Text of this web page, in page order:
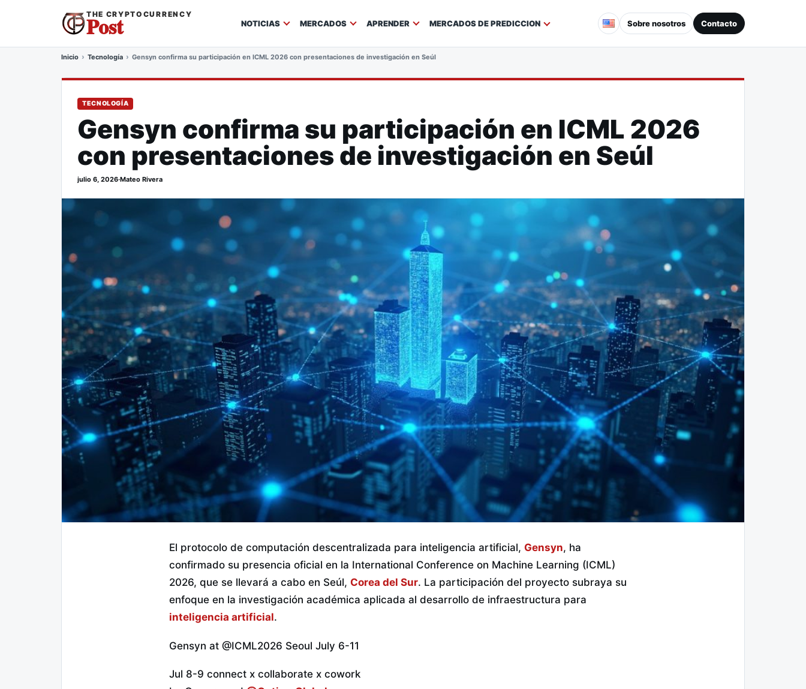
THE CRYPTOCURRENCY
Post NOTICIAS MERCADOS APRENDER MERCADOS DE PREDICCION Sobre nosotros Contacto
Inicio Tecnología Gensyn confirma su participación en ICML 2026 con presentaciones de investigación en Seúl
TECNOLOGÍA
Gensyn confirma su participación en ICML 2026
con presentaciones de investigación en Seúl
julio 6, 2026·Mateo Rivera
El protocolo de computación descentralizada para inteligencia artificial, Gensyn, ha
confirmado su presencia oficial en la International Conference on Machine Learning (ICML)
2026, que se llevará a cabo en Seúl, Corea del Sur. La participación del proyecto subraya su
enfoque en la investigación académica aplicada al desarrollo de infraestructura para
inteligencia artificial.
Gensyn at @ICML2026 Seoul July 6-11
Jul 8-9 connect x collaborate x cowork